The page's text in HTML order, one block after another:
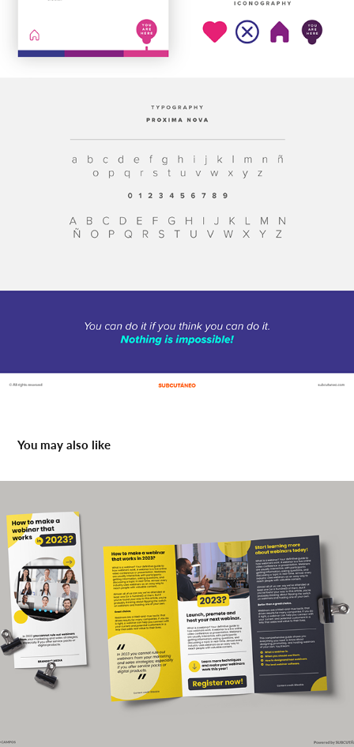
You may also like
How to Make a Webinar that Works in 2023 –
Branding